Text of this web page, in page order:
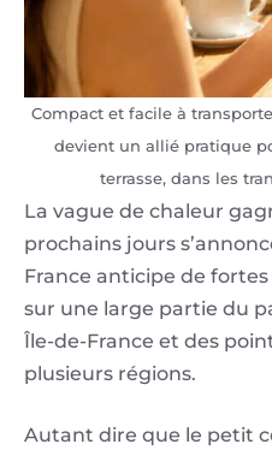
Compact et facile à
devient un allié pratique
terrasse, dans les
La vague de chaleur
prochains jours
France anticipe de
sur une large partie du
Île-de-France et des
plusieurs régions.
Autant dire que le petit